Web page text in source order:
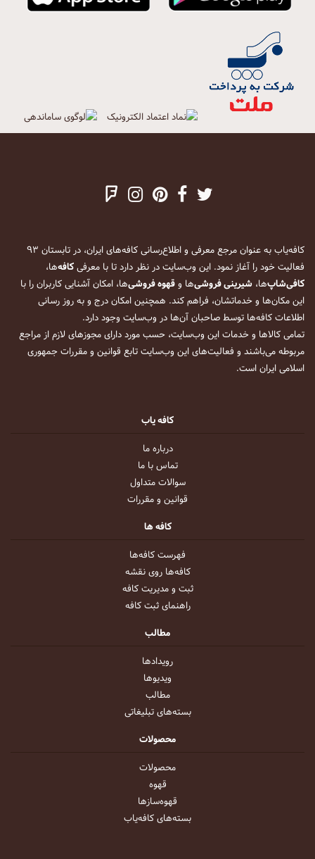
کافه‌یاب به عنوان مرجع معرفی و اطلاع‌رسانی کافه‌های ایران، در تابستان ۹۳
فعالیت خود را آغاز نمود. این وب‌سایت در نظر دارد تا با معرفیکافه‌ها،
کافی‌شاپ‌ها، شیرینی فروشی‌ها وقهوه فروشی‌ها، امکان آشنایی کاربران را با
این مکان‌ها و خدماتشان، فراهم کند. همچنین امکان درج و به روز رسانی
اطلاعات کافه‌ها توسط صاحبان آن‌ها در وب‌سایت وجود دارد.
تمامی کالاها و خدمات این وب‌سایت، حسب مورد دارای مجوزهای لازم از مراجع
مربوطه می‌باشند و فعالیت‌های این وب‌سایت تابع قوانین و مقررات جمهوری
اسلامی ایران است.
کافه یاب
درباره ما
تماس با ما
سوالات متداول
قوانین و مقررات
کافه ها
فهرست کافه‌ها
کافه‌ها روی نقشه
ثبت و مدیریت کافه
راهنمای ثبت کافه
مطالب
رویداد‌ها
ویدیو‌ها
مطالب
بسته‌های تبلیغاتی
محصولات
محصولات
قهوه
قهوه‌ساز‌ها
بسته‌های کافه‌یاب